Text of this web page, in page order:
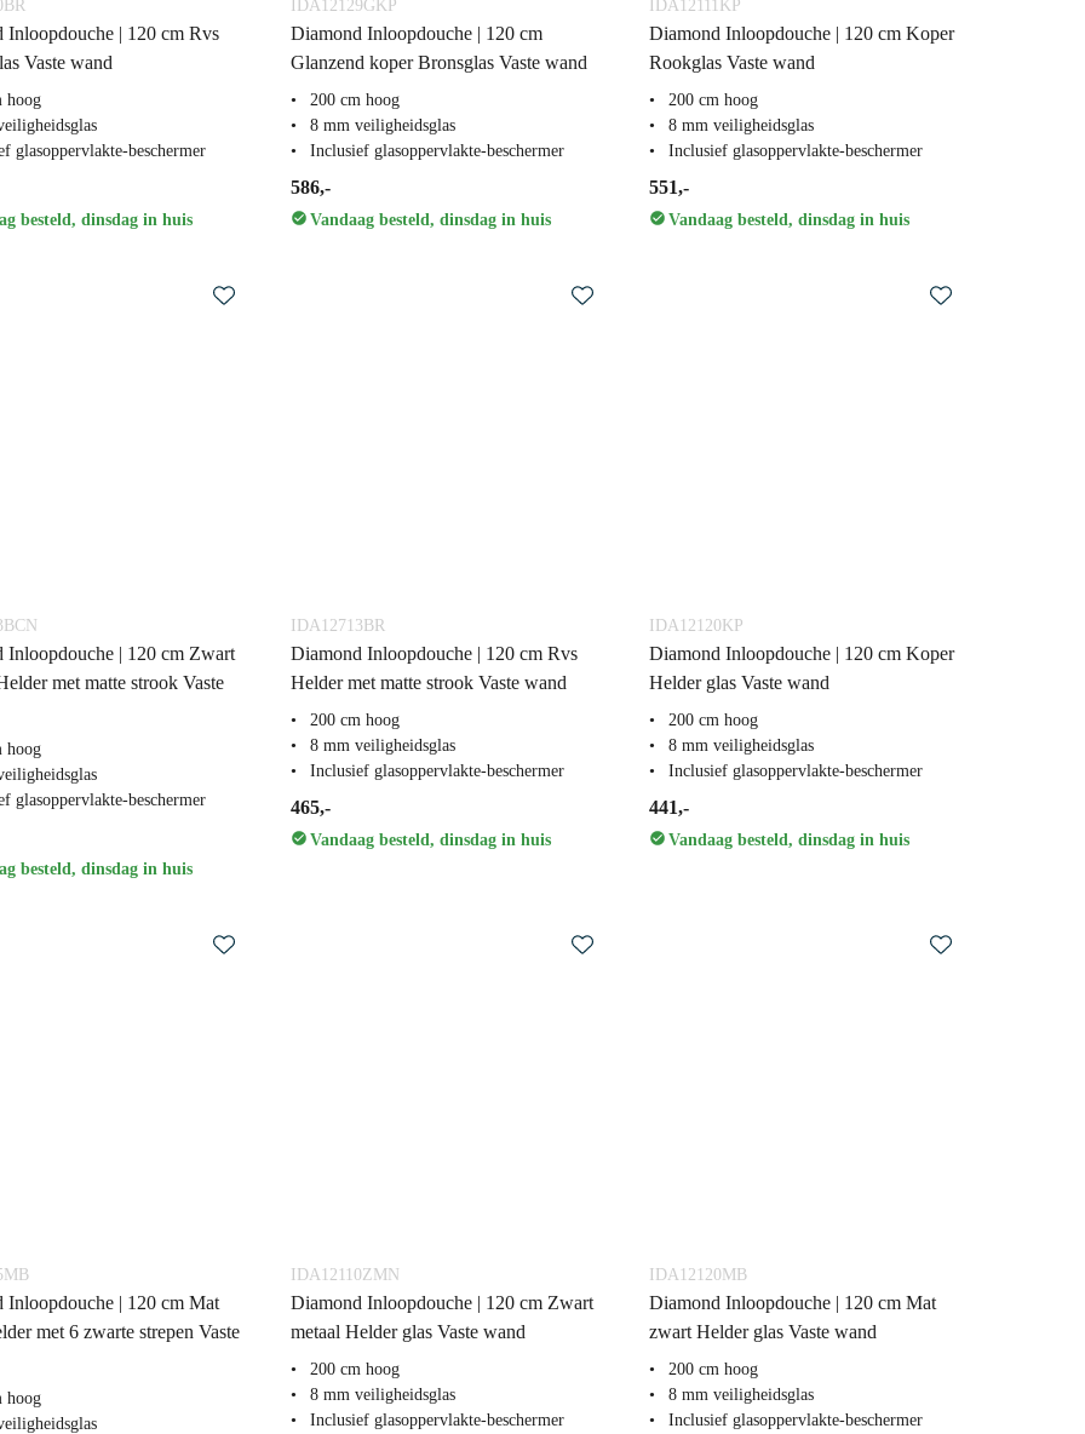
Inloopdouche | 120 cm Rvs
Vaste wand
hoog
glasoppervlakte-beschermer
besteld, dinsdag in huis
IDA12129GKP
Diamond Inloopdouche | 120 cm
Glanzend koper Bronsglas Vaste wand
200 cm hoog
8 mm veiligheidsglas
Inclusief glasoppervlakte-beschermer
586,-
Vandaag besteld, dinsdag in huis
IDA12111KP
Diamond Inloopdouche | 120 cm Koper
Rookglas Vaste wand
200 cm hoog
8 mm veiligheidsglas
Inclusief glasoppervlakte-beschermer
551,-
Vandaag besteld, dinsdag in huis
Inloopdouche | 120 cm Zwart
met matte strook Vaste
hoog
glasoppervlakte-beschermer
besteld, dinsdag in huis
IDA12713BR
Diamond Inloopdouche | 120 cm Rvs
Helder met matte strook Vaste wand
200 cm hoog
8 mm veiligheidsglas
Inclusief glasoppervlakte-beschermer
465,-
Vandaag besteld, dinsdag in huis
IDA12120KP
Diamond Inloopdouche | 120 cm Koper
Helder glas Vaste wand
200 cm hoog
8 mm veiligheidsglas
Inclusief glasoppervlakte-beschermer
441,-
Vandaag besteld, dinsdag in huis
Inloopdouche | 120 cm Mat
met 6 zwarte strepen Vaste
hoog
IDA12110ZMN
Diamond Inloopdouche | 120 cm Zwart
metaal Helder glas Vaste wand
200 cm hoog
8 mm veiligheidsglas
Inclusief glasoppervlakte-beschermer
IDA12120MB
Diamond Inloopdouche | 120 cm Mat
zwart Helder glas Vaste wand
200 cm hoog
8 mm veiligheidsglas
Inclusief glasoppervlakte-beschermer